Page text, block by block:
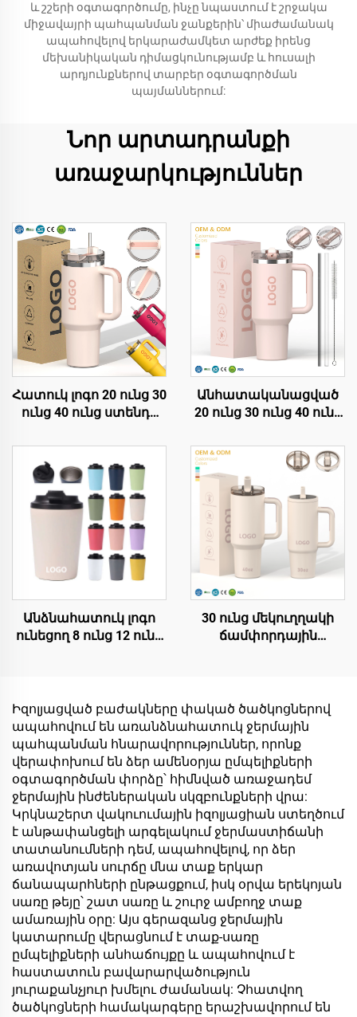
և շշերի օգտագործումը, ինչը նպաստում է շրջակա
միջավայրի պահպանման ջանքերին՝ միաժամանակ
ապահովելով երկարաժամկետ արժեք իրենց
մեխանիկական դիմացկունությամբ և հուսալի
արդյունքներով տարբեր օգտագործման
պայմաններում:
Նոր արտադրանքի
առաջարկություններ
Հատուկ լոգո 20 ունց 30
ունց 40 ունց ստենդի
վակուումային
մետաղե
ճամփորդային սուրճի
մանկան 20 ունց 30
ունց 40 ունց թմբուկ
կողպված բերանով
Անհատականացված
20 ունց 30 ունց 40 ունց
խողովակով
մեկուսացված
ստենային պողպատե
թամբլեր՝ ապահով
կափույրով,
խողովակով և
կափույրով՝
ճանապարհորդության
համար
Անձնահատուկ լոգո
ունեցող 8 ունց 12 ունց
վակուումային կոփեր
ապահով թափի հետ
30 ունց մեկուղղակի
ճամփորդային
կողպած
թույլատվությամբ,
կրկնակի
օգտագործման
ստենդի պողպատե
շշի թմբուկ կողպված
բերանով և
խողովակով
Իզոլյացված բաժակները փակած ծածկոցներով
ապահովում են առանձնահատուկ ջերմային
պահպանման հնարավորություններ, որոնք
վերափոխում են ձեր ամենօրյա ըմպելիքների
օգտագործման փորձը՝ հիմնված առաջադեմ
ջերմային ինժեներական սկզբունքների վրա:
Կրկնաշերտ վակուումային իզոլյացիան ստեղծում
է անթափանցելի արգելակում ջերմաստիճանի
տատանումների դեմ, ապահովելով, որ ձեր
առավոտյան սուրճը մնա տաք երկար
ճանապարհների ընթացքում, իսկ օրվա երեկոյան
սառը թեյը՝ շատ սառը և շուրջ ամբողջ տաք
ամառային օրը: Այս գերազանց ջերմային
կատարումը վերացնում է տաք-սառը
ըմպելիքների անհաճույքը և ապահովում է
հաստատուն բավարարվածություն
յուրաքանչյուր խմելու ժամանակ: Չհատվող
ծածկոցների համակարգերը երաշխավորում են